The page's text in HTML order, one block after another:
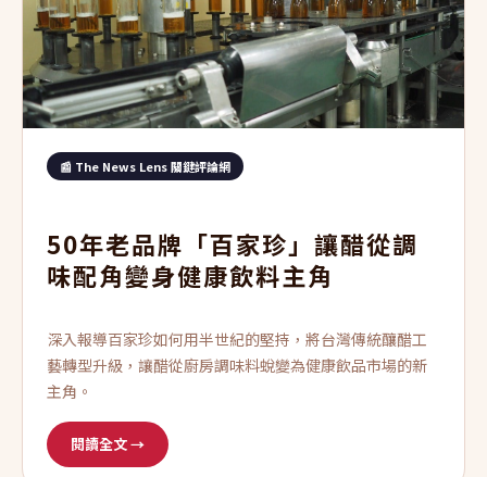
📰 The News Lens 關鍵評論網
50年老品牌「百家珍」讓醋從調
味配角變身健康飲料主角
深入報導百家珍如何用半世紀的堅持，將台灣傳統釀醋工
藝轉型升級，讓醋從廚房調味料蛻變為健康飲品市場的新
主角。
閱讀全文 →